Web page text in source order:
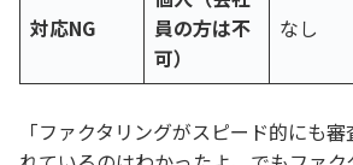
対応NG
員の方は不
可）
なし
「ファクタリングがスピード的にも